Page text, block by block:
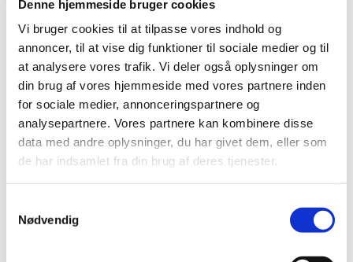
Denne hjemmeside bruger cookies
Vi bruger cookies til at tilpasse vores indhold og
annoncer, til at vise dig funktioner til sociale medier og til
at analysere vores trafik. Vi deler også oplysninger om
din brug af vores hjemmeside med vores partnere inden
for sociale medier, annonceringspartnere og
analysepartnere. Vores partnere kan kombinere disse
data med andre oplysninger, du har givet dem, eller som
de har indsamlet fra din brug af deres tjenester.
Nødvendig